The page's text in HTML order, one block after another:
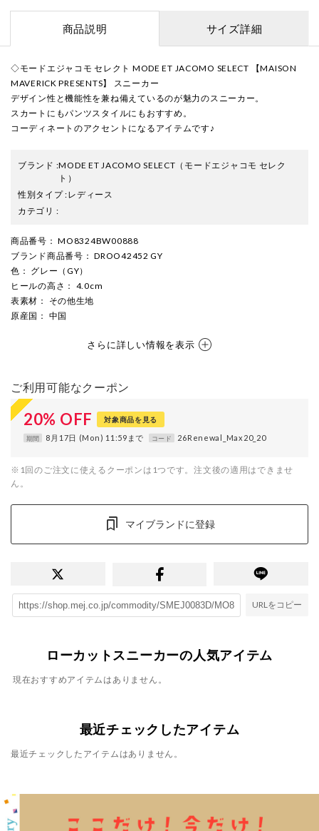
商品説明 サイズ詳細
◇モードエジャコモ セレクト MODE ET JACOMO SELECT 【MAISON
MAVERICK PRESENTS】 スニーカー
デザイン性と機能性を兼ね備えているのが魅力のスニーカー。
スカートにもパンツスタイルにもおすすめ。
コーディネートのアクセントになるアイテムです♪
ブランド :MODE ET JACOMO SELECT （モードエジャコモ セレク
ト）
性別タイプ:レディース
カテゴリ :
商品番号 ： MO8324BW00888
ブランド商品番号 ： DROO42452 GY
色 ： グレー（GY）
ヒールの高さ ： 4.0cm
表素材 ： その他生地
原産国 ： 中国
さらに詳しい情報を表示
ご利用可能なクーポン
20% OFF 対象商品を見る
期間 8月17日 (Mon) 11:59まで コード 26Renewal_Max20_20
※1回のご注文に使えるクーポンは1つです。注文後の適用はできませ
ん。
マイブランドに登録
URLをコピー
ローカットスニーカーの人気アイテム
現在おすすめアイテムはありません。
最近チェックしたアイテム
最近チェックしたアイテムはありません。